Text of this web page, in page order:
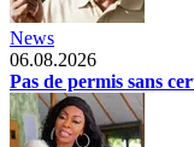
News
06.08.2026
Pas de permis sans